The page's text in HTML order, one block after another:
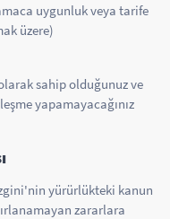
uygunluk veya tarife
üzere)
sahip olduğunuz ve
yapamayacağınız
yürürlükteki kanun
zararlara